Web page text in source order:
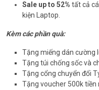
Sale up to 52% tất cả
kiện Laptop.
Kèm các phần quà:
Tặng miếng dán cường
Tặng túi chống sốc và
Tặng cổng chuyển đổi
Tặng voucher 500k tiền